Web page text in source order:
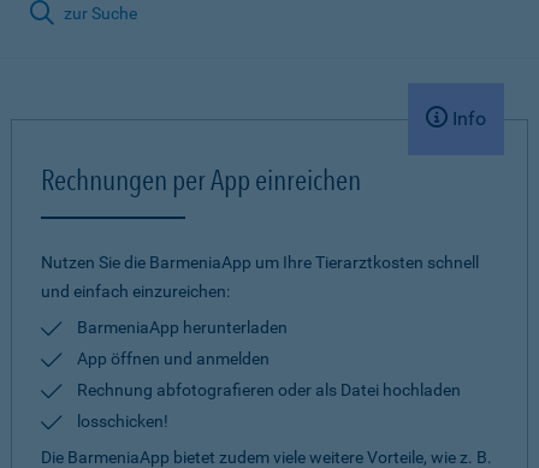
zur Suche
Info
Rechnungen per App einreichen
Nutzen Sie die BarmeniaApp um Ihre Tierarztkosten schnell
und einfach einzureichen:
BarmeniaApp herunterladen
App öffnen und anmelden
Rechnung abfotografieren oder als Datei hochladen
losschicken!
Die BarmeniaApp bietet zudem viele weitere Vorteile, wie z. B.